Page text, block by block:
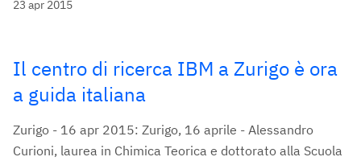
23 apr 2015
Il centro di ricerca IBM a Zurigo è ora
a guida italiana
Zurigo - 16 apr 2015: Zurigo, 16 aprile - Alessandro
Curioni, laurea in Chimica Teorica e dottorato alla Scuola